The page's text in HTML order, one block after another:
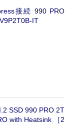
接続 990 PRO
IT
SSD 990 PRO 2T
with Heatsink ［2